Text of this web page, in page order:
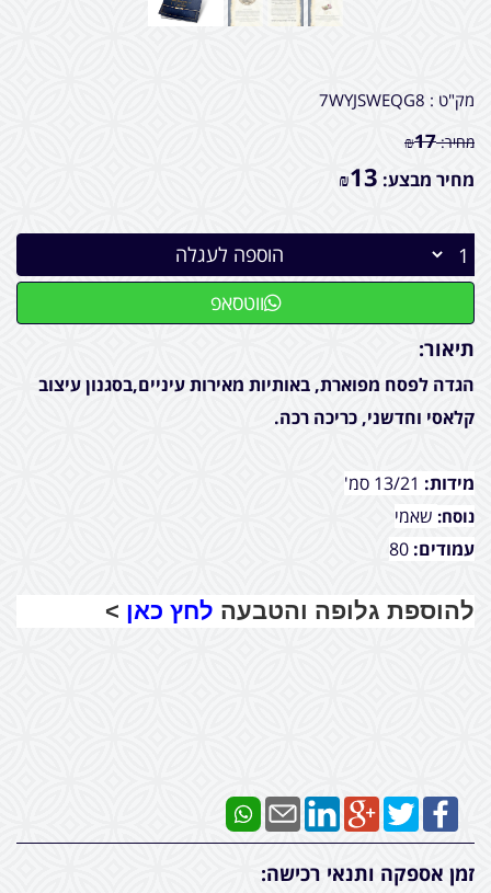
מק"ט : 7WYJSWEQG8
מחיר: ₪17
מחיר מבצע: ₪13
הוספה לעגלה
ווטסאפ
תיאור:
הגדה לפסח מפוארת, באותיות מאירות עיניים,בסגנון עיצוב
קלאסי וחדשני, כריכה רכה.
מידות:
נוסח: שאמי
עמודים:
להוספת גלופה והטבעה לחץ כאן >
זמן אספקה ותנאי רכישה: